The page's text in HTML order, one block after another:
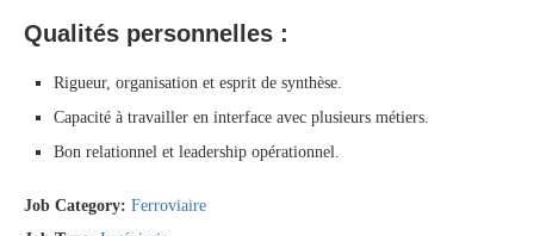
Qualités personnelles :
Rigueur, organisation et esprit de synthèse.
Capacité à travailler en interface avec plusieurs métiers.
Bon relationnel et leadership opérationnel.
Job Category: Ferroviaire